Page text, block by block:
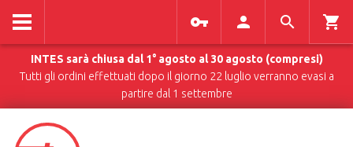
INTES sarà chiusa dal 1° agosto al 30 agosto (compresi)
Tutti gli ordini effettuati dopo il giorno 22 luglio verranno evasi a
partire dal 1 settembre